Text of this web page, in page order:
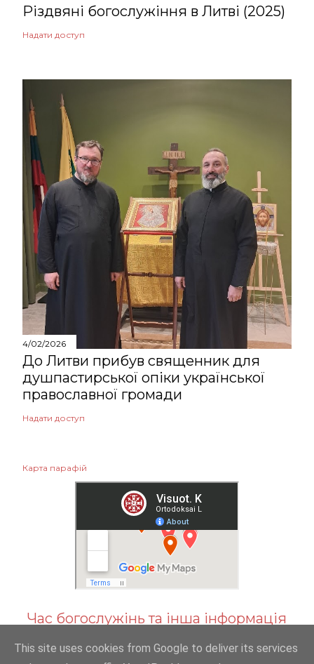
Різдвяні богослужіння в Литві (2025)
Надати доступ
4/02/2026
До Литви прибув священник для
душпастирської опіки української
православної громади
Надати доступ
Карта парафій
Час богослужінь та інша інформація
This site uses cookies from Google to deliver its services